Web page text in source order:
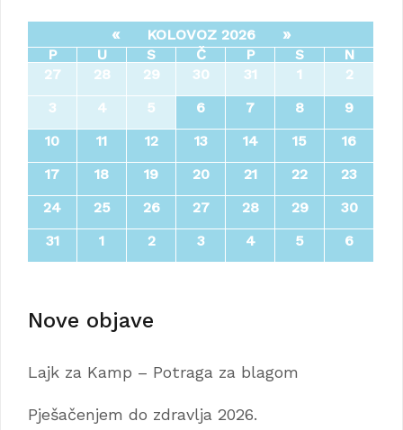
« KOLOVOZ 2026 »
P U S Č P S
N
27
28 29 30 31 1
2
3
4 5 6 7 8
9
10
11 12 13 14 15
16
17
18 19 20 21 22
23
24
25 26 27 28 29
30
31
1 2 3 4 5 6
Nove objave
Lajk za Kamp – Potraga za blagom
Pješačenjem do zdravlja 2026.